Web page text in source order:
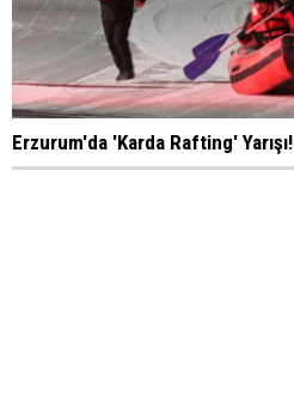
Erzurum'da 'Karda Rafting' Yarışı!